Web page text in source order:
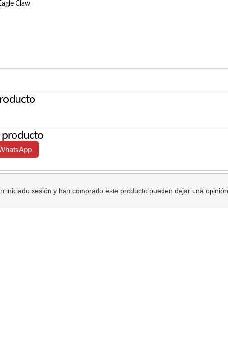
Claw
producto
iniciado sesión y han comprado este producto pueden dejar una opinión.